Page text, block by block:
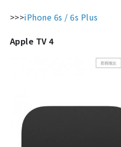
>>>iPhone 6s / 6s Plus
Apple TV 4